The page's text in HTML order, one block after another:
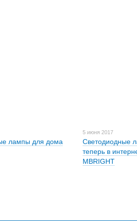
выгодные цены и современные
ценовые предложения.
Все они могут
выставочных
освещения, обеспечивая
фасадов и домов на
лампы для дома
5 июня 2017
Светодиодные
теперь в
MBRIGHT